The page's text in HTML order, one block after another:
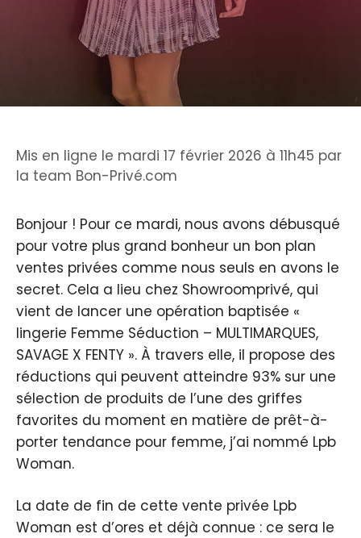
Mis en ligne le mardi 17 février 2026 à 11h45 par
la team Bon-Privé.com
Bonjour ! Pour ce mardi, nous avons débusqué
pour votre plus grand bonheur un bon plan
ventes privées comme nous seuls en avons le
secret. Cela a lieu chez Showroomprivé, qui
vient de lancer une opération baptisée «
lingerie Femme Séduction – MULTIMARQUES,
SAVAGE X FENTY ». À travers elle, il propose des
réductions qui peuvent atteindre 93% sur une
sélection de produits de l’une des griffes
favorites du moment en matière de prêt-à-
porter tendance pour femme, j’ai nommé Lpb
Woman.
La date de fin de cette vente privée Lpb
Woman est d’ores et déjà connue : ce sera le